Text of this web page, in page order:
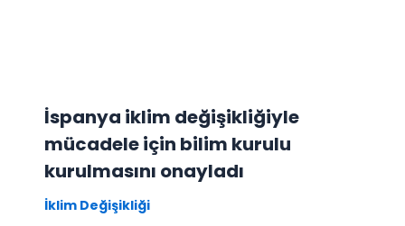
İspanya iklim değişikliğiyle
mücadele için bilim kurulu
kurulmasını onayladı
İklim Değişikliği